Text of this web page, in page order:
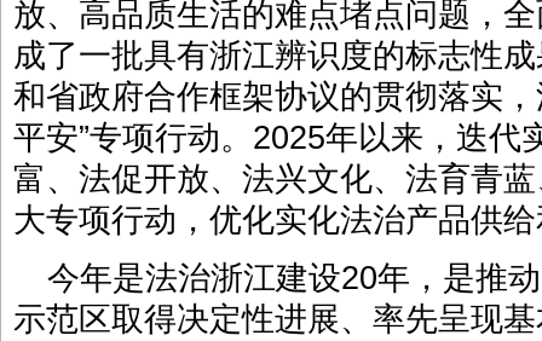
放、高品质生活的难点堵点问题，
成了一批具有浙江辨识度的标志性
和省政府合作框架协议的贯彻落实
平安”专项行动。2025年以来，迭代
富、法促开放、法兴文化、法育青
大专项行动，优化实化法治产品供
今年是法治浙江建设20年，是推
示范区取得决定性进展、率先呈现